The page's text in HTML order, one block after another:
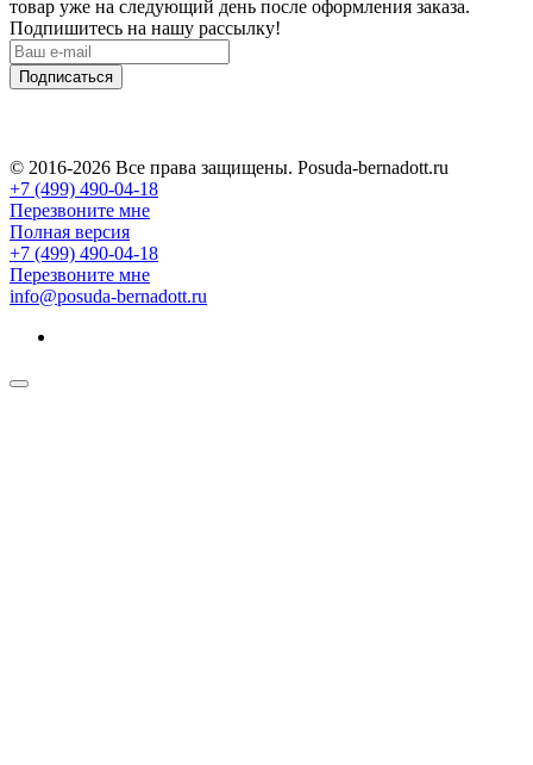
товар уже на следующий день после оформления заказа.
Подпишитесь на нашу рассылку!
Подписаться
© 2016-2026 Все права защищены. Posuda-bernadott.ru
+7 (499) 490-04-18
Перезвоните мне
Полная версия
+7 (499) 490-04-18
Перезвоните мне
info@posuda-bernadott.ru